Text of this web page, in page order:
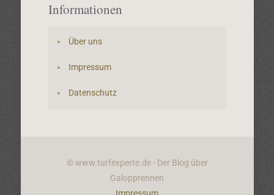
Informationen
Über uns
Impressum
Datenschutz
© www.turfexperte.de - Der Blog über
Galopprennen